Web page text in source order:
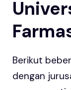
Berikut
dengan